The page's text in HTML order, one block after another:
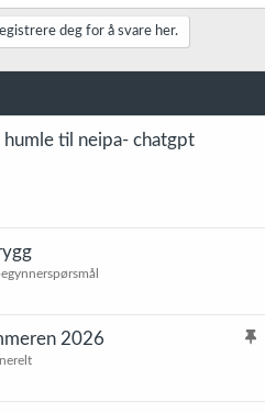
deg for å svare her.
humle til neipa- chatgpt
K
2026